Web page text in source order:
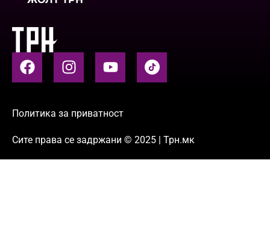
Политика за приватност
Сите права се задржани © 2025 | Трн.мк